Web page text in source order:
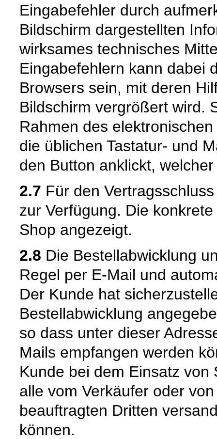
Eingabefehler durch
Bildschirm dargestellten
wirksames technisches
Eingabefehlern kann dabei
Browsers sein, mit deren
Bildschirm vergrößert wird.
Rahmen des
die üblichen Tastatur- und
den Button anklickt,
2.7 Für den
zur Verfügung. Die
Shop angezeigt.
2.8 Die Bestellabwicklung
Regel per E-Mail und
Der Kunde hat
Bestellabwicklung
so dass unter dieser
Mails empfangen werden
Kunde bei dem Einsatz
alle vom Verkäufer oder
beauftragten Dritten
können.